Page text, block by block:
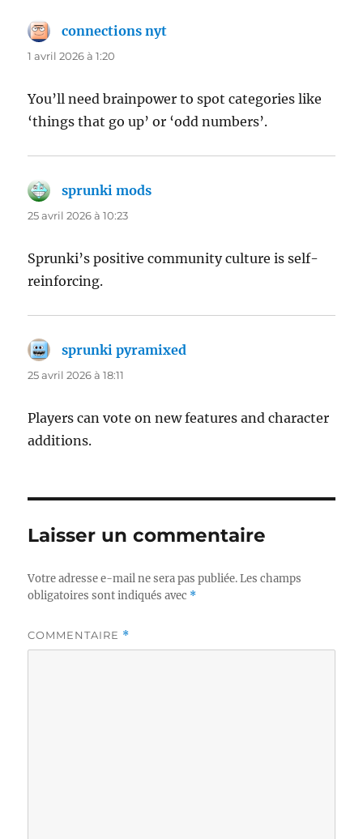
connections nyt
1 avril 2026 à 1:20
You’ll need brainpower to spot categories like
‘things that go up’ or ‘odd numbers’.
sprunki mods
25 avril 2026 à 10:23
Sprunki’s positive community culture is self-
reinforcing.
sprunki pyramixed
25 avril 2026 à 18:11
Players can vote on new features and character
additions.
Laisser un commentaire
Votre adresse e-mail ne sera pas publiée. Les champs
obligatoires sont indiqués avec *
COMMENTAIRE *